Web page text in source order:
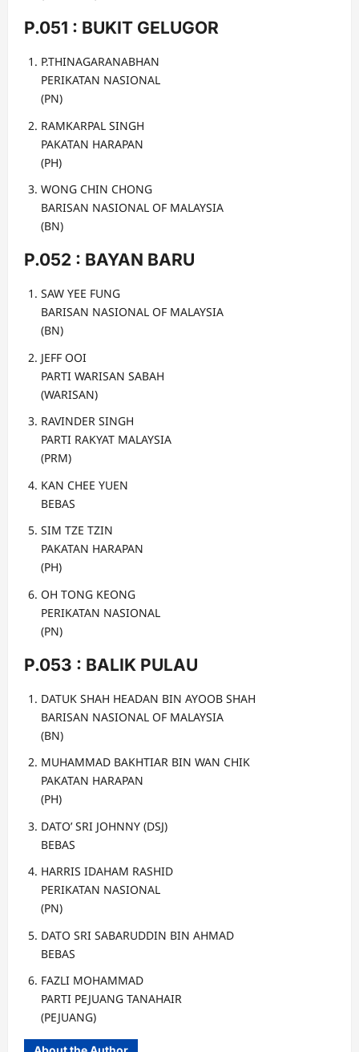
P.051 : BUKIT GELUGOR
P.THINAGARANABHAN
PERIKATAN NASIONAL
(PN)
RAMKARPAL SINGH
PAKATAN HARAPAN
(PH)
WONG CHIN CHONG
BARISAN NASIONAL OF MALAYSIA
(BN)
P.052 : BAYAN BARU
SAW YEE FUNG
BARISAN NASIONAL OF MALAYSIA
(BN)
JEFF OOI
PARTI WARISAN SABAH
(WARISAN)
RAVINDER SINGH
PARTI RAKYAT MALAYSIA
(PRM)
KAN CHEE YUEN
BEBAS
SIM TZE TZIN
PAKATAN HARAPAN
(PH)
OH TONG KEONG
PERIKATAN NASIONAL
(PN)
P.053 : BALIK PULAU
DATUK SHAH HEADAN BIN AYOOB SHAH
BARISAN NASIONAL OF MALAYSIA
(BN)
MUHAMMAD BAKHTIAR BIN WAN CHIK
PAKATAN HARAPAN
(PH)
DATO’ SRI JOHNNY (DSJ)
BEBAS
HARRIS IDAHAM RASHID
PERIKATAN NASIONAL
(PN)
DATO SRI SABARUDDIN BIN AHMAD
BEBAS
FAZLI MOHAMMAD
PARTI PEJUANG TANAHAIR
(PEJUANG)